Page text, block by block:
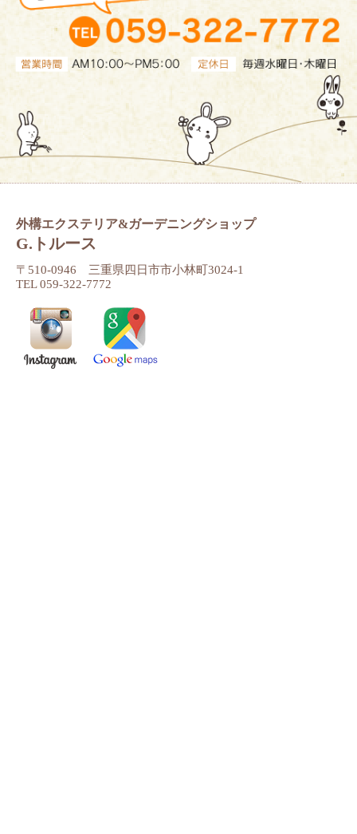
外構エクステリア&ガーデニングショップ
G.トルース
〒510-0946 三重県四日市市小林町3024-1
TEL 059-322-7772